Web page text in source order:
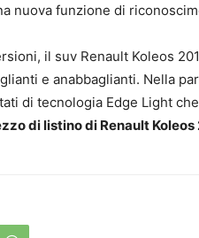
nuova funzione di
il suv Renault Koleos
e anabbaglianti. Nella
di tecnologia Edge Light
di listino di Renault Koleos